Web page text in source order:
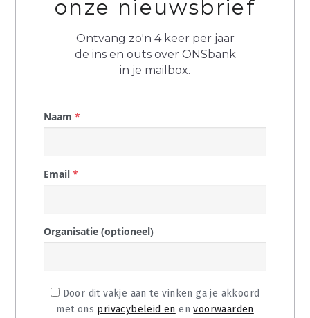
onze nieuwsbrief
Ontvang zo'n 4 keer per jaar
de ins en outs over ONSbank
in je mailbox.
Naam *
Email *
Organisatie (optioneel)
Door dit vakje aan te vinken ga je akkoord
met ons privacybeleid en envoorwaarden